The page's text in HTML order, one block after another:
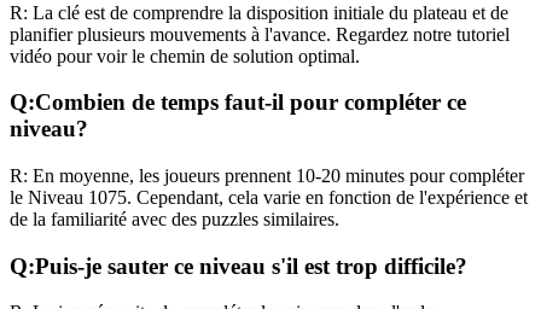
R: La clé est de comprendre la disposition initiale du plateau et de
planifier plusieurs mouvements à l'avance. Regardez notre tutoriel
vidéo pour voir le chemin de solution optimal.
Q:Combien de temps faut-il pour compléter ce
niveau?
R: En moyenne, les joueurs prennent 10-20 minutes pour compléter
le Niveau 1075. Cependant, cela varie en fonction de l'expérience et
de la familiarité avec des puzzles similaires.
Q:Puis-je sauter ce niveau s'il est trop difficile?